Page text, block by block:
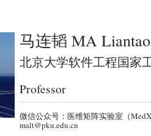
到
页
面
主
要
马连韬 MA Liantao
北京大学软件工程国家
Professor
微信公众号：医维矩阵实验室（
malt@pku.edu.cn